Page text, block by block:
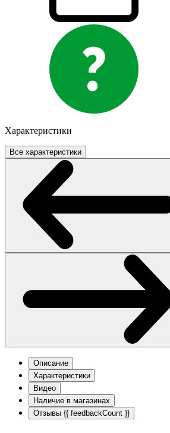
Характеристики
Все характеристики
Описание
Характеристики
Видео
Наличие в магазинах
Отзывы {{ feedbackCount }}